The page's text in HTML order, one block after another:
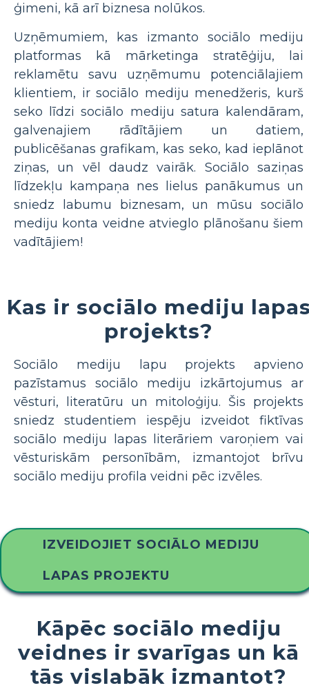
ģimeni, kā arī biznesa nolūkos.
Uzņēmumiem, kas izmanto sociālo mediju
platformas kā mārketinga stratēģiju, lai
reklamētu savu uzņēmumu potenciālajiem
klientiem, ir sociālo mediju menedžeris, kurš
seko līdzi sociālo mediju satura kalendāram,
galvenajiem rādītājiem un datiem,
publicēšanas grafikam, kas seko, kad ieplānot
ziņas, un vēl daudz vairāk. Sociālo saziņas
līdzekļu kampaņa nes lielus panākumus un
sniedz labumu biznesam, un mūsu sociālo
mediju konta veidne atvieglo plānošanu šiem
vadītājiem!
Kas ir sociālo mediju
projekts?
Sociālo mediju lapu projekts apvieno
pazīstamus sociālo mediju izkārtojumus ar
vēsturi, literatūru un mitoloģiju. Šis projekts
sniedz studentiem iespēju izveidot fiktīvas
sociālo mediju lapas literāriem varoņiem vai
vēsturiskām personībām, izmantojot brīvu
sociālo mediju profila veidni pēc izvēles.
IZVEIDOJIET SOCIĀLO MEDIJU
LAPAS PROJEKTU
Kāpēc sociālo mediju
veidnes ir svarīgas un kā
tās vislabāk izmantot?